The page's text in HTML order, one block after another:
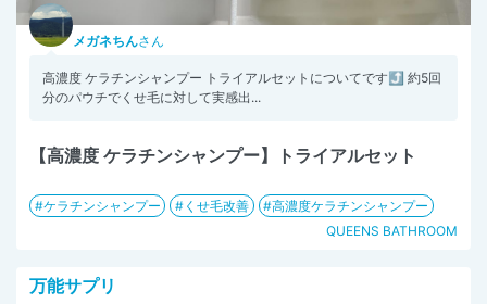
メガネちんさん
高濃度 ケラチンシャンプー トライアルセットについてです⤴️ 約5回
分のパウチでくせ毛に対して実感出...
【高濃度 ケラチンシャンプー】トライアルセット
ケラチンシャンプー くせ毛改善
高濃度ケラチンシャンプー
QUEENS BATHROOM
万能サプリ